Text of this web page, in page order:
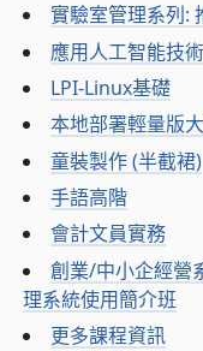
實驗室管理系列:
應用人工智能技
LPI-Linux基礎
本地部署輕量版
童裝製作 (半截裙)
手語高階
會計文員實務
創業/中小企經營
理系統使用簡介班
更多課程資訊